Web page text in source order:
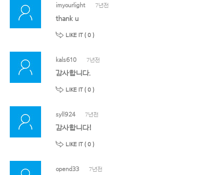
imyourlight 7년전
thank u
LIKE IT ( 0 )
kals610 7년전
감사합니다.
LIKE IT ( 0 )
syll924 7년전
감사합니다!
LIKE IT ( 0 )
opend33 7년전